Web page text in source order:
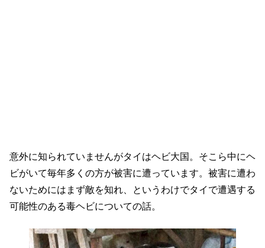
意外に知られていませんがタイはヘビ大国。そこら中にヘ
ビがいて毎年多くの方が被害に遭っています。被害に遭わ
ないためにはまず敵を知れ、というわけでタイで遭遇する
可能性のある毒ヘビについての話。